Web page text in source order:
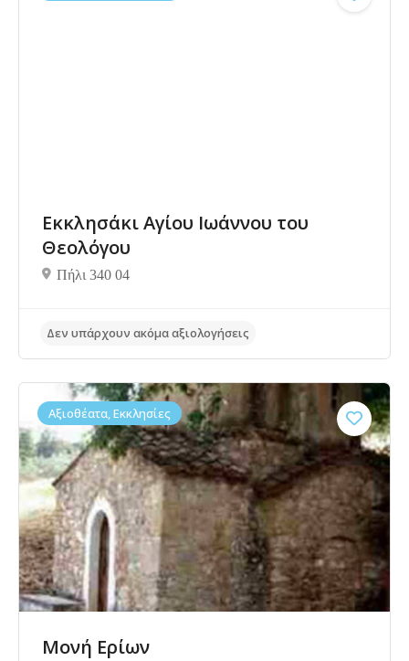
Δεν υπάρχουν ακόμα αξιολογήσεις
Εκκλησάκι Αγίου Ιωάννου του
Θεολόγου
Πήλι 340 04
Αξιοθέατα, Εκκλησίες
Μονή Ερίων